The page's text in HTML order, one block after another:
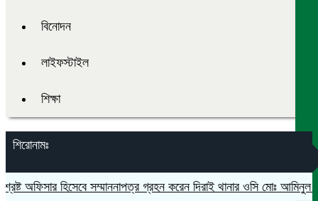
বিনোদন
লাইফস্টাইল
শিক্ষা
শিরোনামঃ
অফিসার হিসেবে সম্মাননাপত্র গ্রহন করেন দিরাই থানার ওসি মোঃ আমিনুল